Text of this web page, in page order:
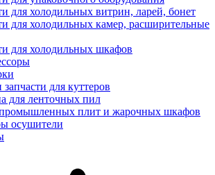
для холодильных витрин, ларей, бонет
для холодильных камер, расширительные
для холодильных шкафов
для куттеров
для ленточных пил
плит и жарочных шкафов
осушители